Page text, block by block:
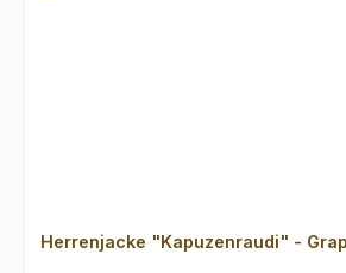
Herrenjacke "Kapuzenraudi" -